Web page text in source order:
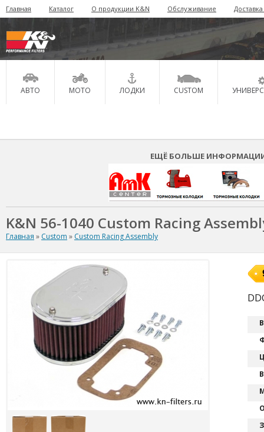
Главная Каталог О продукции K&N Обслуживание
АВТО МОТО ЛОДКИ CUSTOM
ЕЩЁ БОЛЬШЕ
K&N 56-1040 Custom Racing
Главная » Custom » Custom Racing Assembly